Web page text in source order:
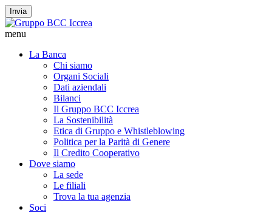
Invia
menu
La Banca
Chi siamo
Organi Sociali
Dati aziendali
Bilanci
Il Gruppo BCC Iccrea
La Sostenibilità
Etica di Gruppo e Whistleblowing
Politica per la Parità di Genere
Il Credito Cooperativo
Dove siamo
La sede
Le filiali
Trova la tua agenzia
Soci